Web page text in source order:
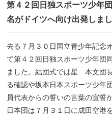
第４２回日独スポーツ少
名がドイツへ向け出発しまし
去る７月３０日国立青少年記念
て第４２回日独スポーツ少年団
ました。結団式では星 本文団
る確認や坂本日本スポーツ少年
員代表からの誓いの言葉の宣誓
日本団は７月３１日に成田空港